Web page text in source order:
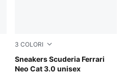
3 COLORI
Sneakers Scuderia Ferrari
Neo Cat 3.0 unisex
PUMA Black-Puma Aged